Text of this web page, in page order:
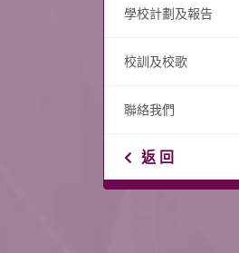
學校計劃及報告
校訓及校歌
聯絡我們
返 回